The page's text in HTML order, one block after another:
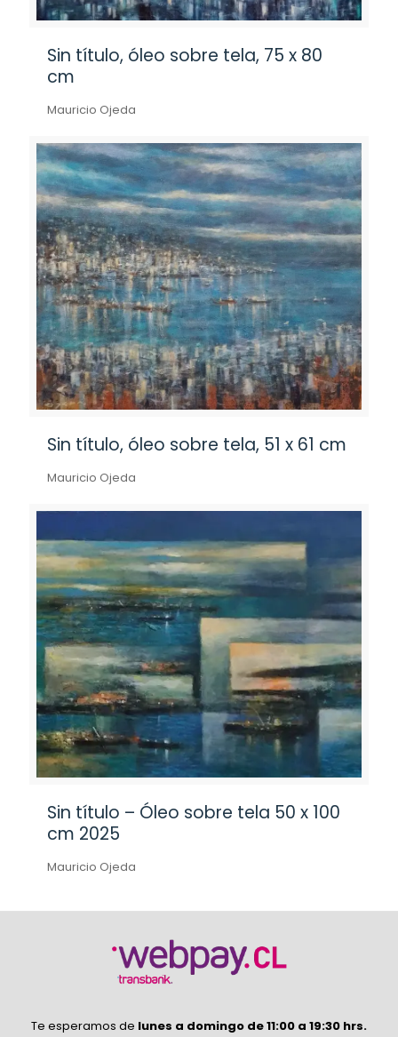
Sin título, óleo sobre tela, 75 x 80
cm
Mauricio Ojeda
Sin título, óleo sobre tela, 51 x 61 cm
Mauricio Ojeda
Sin título – Óleo sobre tela 50 x 100
cm 2025
Mauricio Ojeda
Te esperamos de lunes a domingo de 11:00 a 19:30 hrs.